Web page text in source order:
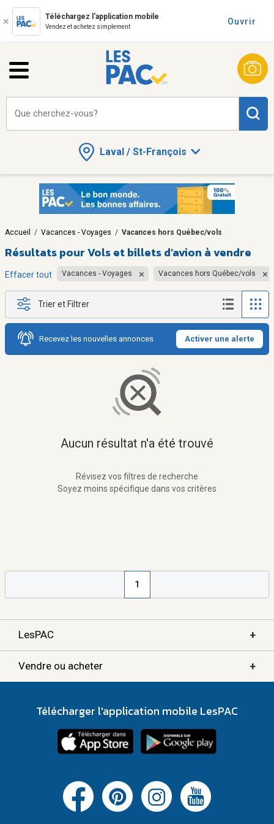
Téléchargez l'application mobile
Vendez et achetez simplement
Ouvrir
Laval / St-François
Que cherchez-vous?
Accueil / Vacances - Voyages / Vacances hors Québec/vols
Résultats pourVols et billets d'avion à vendre
Effacer tout Vacances - Voyages Vacances hors Québec/vols
Trier et Filtrer
Recevez les nouvelles annonces Activer une alerte
Aucun résultat n'a été trouvé
Révisez vos filtres de recherche
Soyez moins spécifique dans vos critères
1
LesPAC +
Vendre ou acheter +
Télécharger l'application mobile LesPAC